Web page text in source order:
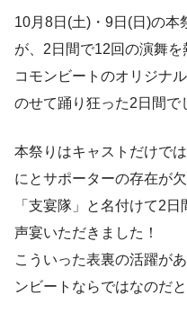
10月8日(土)・9日(日)の本
が、2日間で12回の演舞を
コモンビートのオリジナ
のせて踊り狂った2日間で
本祭りはキャストだけで
にとサポーターの存在が欠
「支宴隊」と名付けて2
声宴いただきました！
こういった表裏の活躍が
ンビートならではなのだ